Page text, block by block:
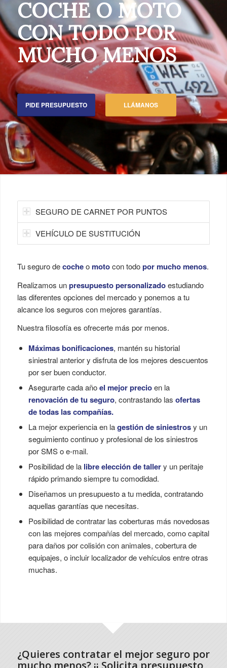
COCHE O MOTO
CON TODO POR
MUCHO MENOS
PIDE PRESUPUESTO LLÁMANOS
SEGURO DE CARNET POR PUNTOS
VEHÍCULO DE SUSTITUCIÓN
Tu seguro decocheo motocon todopor mucho menos.
Realizamos unpresupuesto personalizadoestudiando
las diferentes opciones del mercado y ponemos a tu
alcance los seguros con mejores garantías.
Nuestra filosofía es ofrecerte más por menos.
Máximas bonificaciones, mantén su historial
siniestral anterior y disfruta de los mejores descuentos
por ser buen conductor.
Asegurarte cada añoel mejor precioen la
renovación de tu seguro, contrastando las ofertas
de todas las compañías.
La mejor experiencia en lagestión de siniestrosy un
seguimiento continuo y profesional de los siniestros
por SMS o e-mail.
Posibilidad de la libre elección de tallery un peritaje
rápido primando siempre tu comodidad.
Diseñamos un presupuesto a tu medida, contratando
aquellas garantías que necesitas.
Posibilidad de contratar las coberturas más novedosas
con las mejores compañías del mercado, como capital
para daños por colisión con animales, cobertura de
equipajes, o incluir localizador de vehículos entre otras
muchas.
¿Quieres contratar el mejor seguro por
mucho menos? ¡¡ Solicita presupuesto